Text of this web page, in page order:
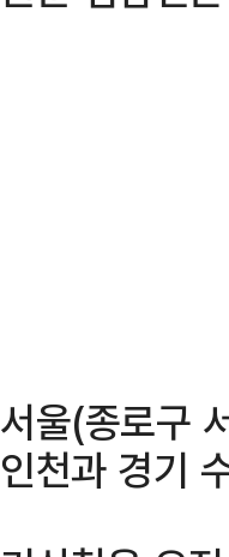
서울(종로구
인천과 경기